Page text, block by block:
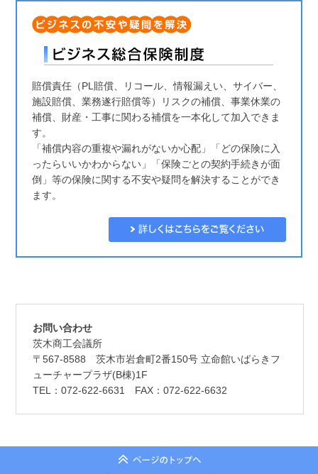
賠償責任（PL賠償、リコール、情報漏えい、サイバー、
施設賠償、業務遂行賠償等）リスクの補償、事業休業の
補償、財産・工事に関わる補償を一本化して加入できま
す。
「補償内容の重複や漏れがないか心配」「どの保険に入
ったらいいかわからない」「保険ごとの契約手続きが面
倒」等の保険に関する不安や疑問を解決することができ
ます。
お問い合わせ
茨木商工会議所
〒567-8588 茨木市岩倉町2番150号 立命館いばらきフ
ューチャープラザ(B棟)1F
TEL：072-622-6631 FAX：072-622-6632